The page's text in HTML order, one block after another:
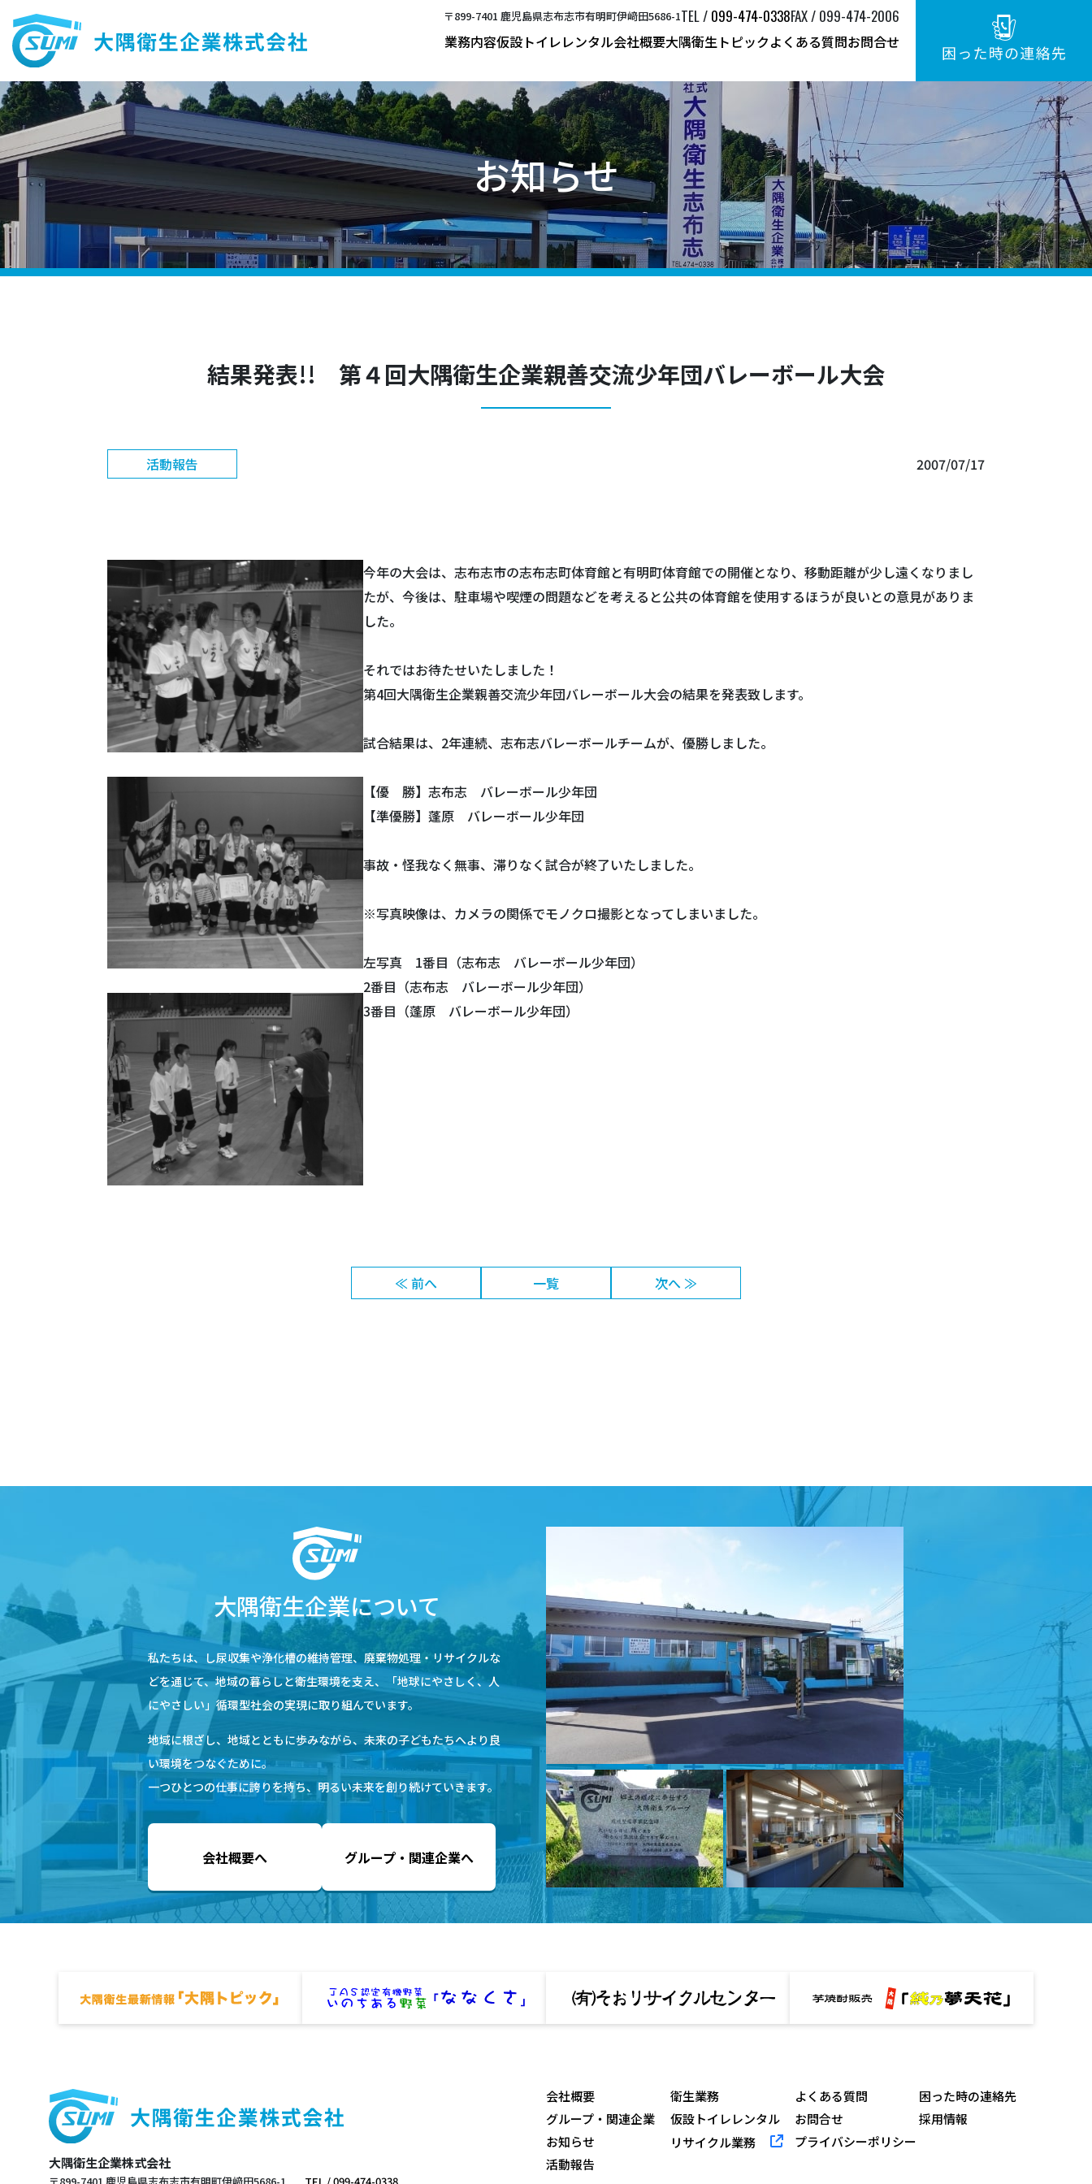
〒899-7401 鹿児島県志布志市有明町伊﨑田5686-1TEL / 099-474-0338FAX / 099-474-2006
業務内容
衛生業務
資源回収業務
仮設トイレレンタル会社概要
会社概要
グループ企業
大隅衛生トピック
お知らせ
活動報告
よくある質問お問合せ
お知らせ
結果発表!! 第４回大隅衛生企業親善交流少年団バレーボール大会
活動報告 2007/07/17
今年の大会は、志布志市の志布志町体育館と有明町体育館での開催となり、移動距離が少し遠くなりまし
たが、今後は、駐車場や喫煙の問題などを考えると公共の体育館を使用するほうが良いとの意見がありま
した。
それではお待たせいたしました！
第4回大隅衛生企業親善交流少年団バレーボール大会の結果を発表致します。
試合結果は、2年連続、志布志バレーボールチームが、優勝しました。
【優 勝】志布志 バレーボール少年団
【準優勝】蓬原 バレーボール少年団
事故・怪我なく無事、滞りなく試合が終了いたしました。
※写真映像は、カメラの関係でモノクロ撮影となってしまいました。
左写真 1番目（志布志 バレーボール少年団）
2番目（志布志 バレーボール少年団）
3番目（蓬原 バレーボール少年団）
≪ 前へ 一覧 次へ ≫
大隅衛生企業について
私たちは、し尿収集や浄化槽の維持管理、廃棄物処理・リサイクルな
どを通じて、地域の暮らしと衛生環境を支え、「地球にやさしく、人
にやさしい」循環型社会の実現に取り組んでいます。
地域に根ざし、地域とともに歩みながら、未来の子どもたちへより良
い環境をつなぐために。
一つひとつの仕事に誇りを持ち、明るい未来を創り続けていきます。
会社概要へ グループ・関連企業へ
大隅衛生企業株式会社
〒899-7401 鹿児島県志布志市有明町伊﨑田5686-1 TEL / 099-474-0338
会社概要
グループ・関連企業
お知らせ
活動報告
衛生業務
仮設トイレレンタル
リサイクル業務
よくある質問
お問合せ
プライバシーポリシー
困った時の連絡先
採用情報